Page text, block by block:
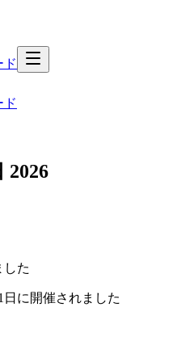
ド
ド
2026
した
日に開催されました